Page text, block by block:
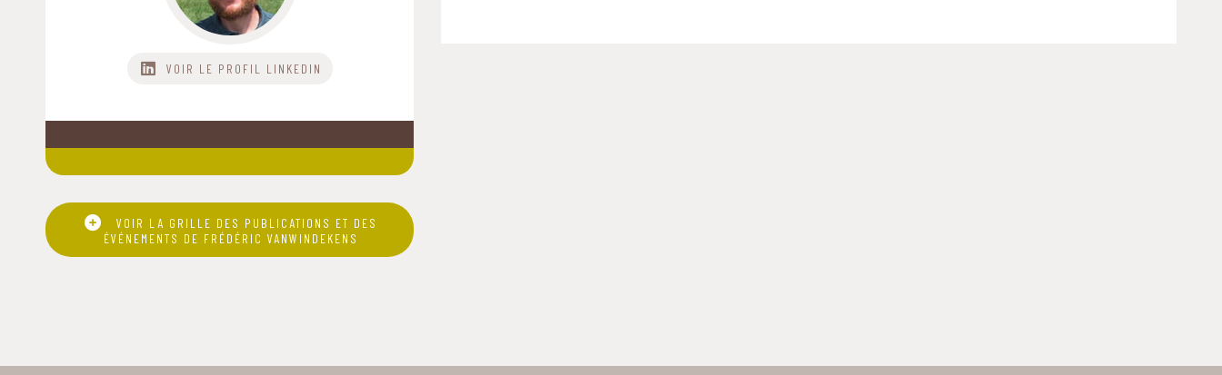
VOIR LE PROFIL
VOIR LA GRILLE DES PUBLICATIONS ET DES
ÉVÉNEMENTS DE FRÉDÉRIC VANWINDEKENS